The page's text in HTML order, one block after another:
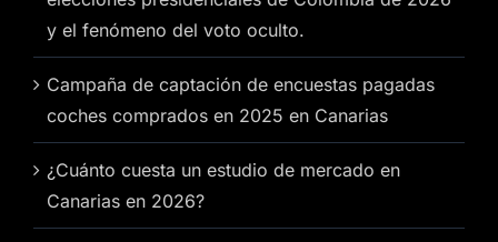
y el fenómeno del voto oculto.
Campaña de captación de encuestas pagadas
coches comprados en 2025 en Canarias
¿Cuánto cuesta un estudio de mercado en
Canarias en 2026?